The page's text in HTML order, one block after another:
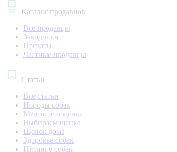
Каталог продавцов
Все продавцы
Заводчики
Приюты
Частные продавцы
Статьи
Все статьи
Породы собак
Мечтаете о щенке
Выбираем щенка
Щенок дома
Здоровье собак
Питание собак